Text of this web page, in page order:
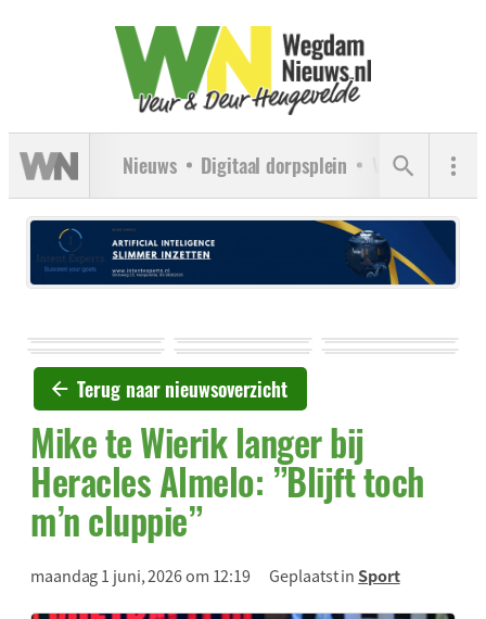
Nieuws Digitaal dorpsplein Verenigingen
Terug naar nieuwsoverzicht
Mike te Wierik langer bij
Heracles Almelo: ”Blijft toch
m’n cluppie”
maandag 1 juni, 2026 om 12:19 Geplaatst inSport